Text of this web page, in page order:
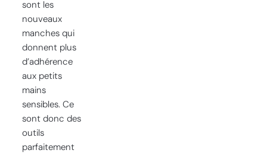
sont les
nouveaux
manches qui
donnent plus
d’adhérence
aux petits
mains
sensibles. Ce
sont donc des
outils
parfaitement